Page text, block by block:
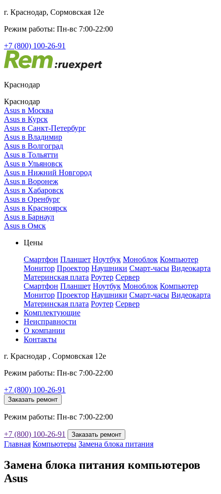
г. Краснодар, Сормовская 12е
Режим работы: Пн-вс 7:00-22:00
+7 (800) 100-26-91
Краснодар
Краснодар
Asus в Москва
Asus в Курск
Asus в Санкт-Петербург
Asus в Владимир
Asus в Волгоград
Asus в Тольятти
Asus в Ульяновск
Asus в Нижний Новгород
Asus в Воронеж
Asus в Хабаровск
Asus в Оренбург
Asus в Красноярск
Asus в Барнаул
Asus в Омск
Цены
Смартфон Планшет Ноутбук Моноблок Компьютер
Монитор Проектор Наушники Смарт-часы Видеокарта
Материнская плата Роутер Сервер
Смартфон Планшет Ноутбук Моноблок Компьютер
Монитор Проектор Наушники Смарт-часы Видеокарта
Материнская плата Роутер Сервер
Комплектующие
Неисправности
О компании
Контакты
г. Краснодар , Сормовская 12е
Режим работы: Пн-вс 7:00-22:00
+7 (800) 100-26-91
Заказать ремонт
Режим работы: Пн-вс 7:00-22:00
+7 (800) 100-26-91 Заказать ремонт
Главная Компьютеры Замена блока питания
Замена блока питания компьютеров
Asus